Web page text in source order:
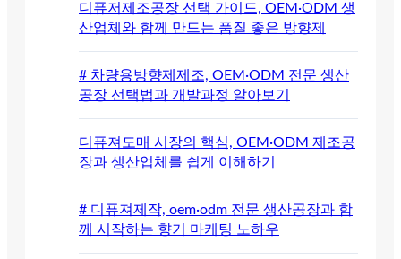
디퓨저제조공장 선택 가이드, OEM·ODM 생
산업체와 함께 만드는 품질 좋은 방향제
# 차량용방향제제조, OEM·ODM 전문 생산
공장 선택법과 개발과정 알아보기
디퓨져도매 시장의 핵심, OEM·ODM 제조공
장과 생산업체를 쉽게 이해하기
# 디퓨져제작, oem·odm 전문 생산공장과 함
께 시작하는 향기 마케팅 노하우